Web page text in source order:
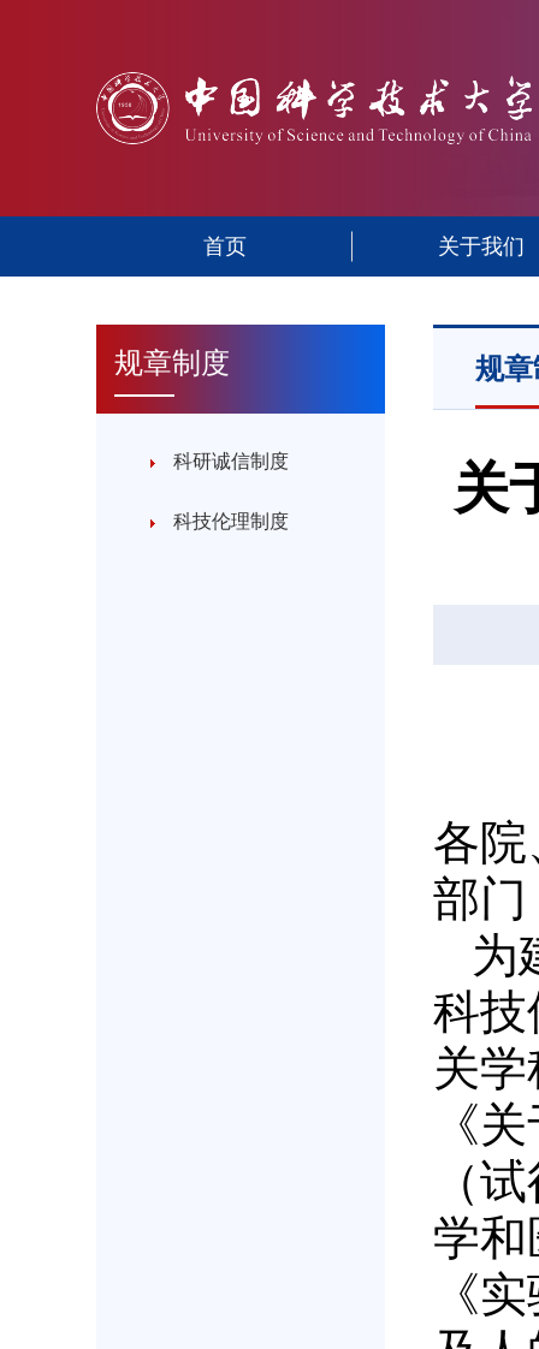
首页 关于我们
规章制度
科研诚信制度
科技伦理制度
规
关
各
部门
为
科技
关
《
（
学和
《